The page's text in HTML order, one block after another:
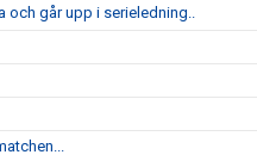
och går upp i serieledning..